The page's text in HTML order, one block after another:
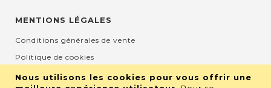
Nous utilisons les cookies pour vous offrir une
MENTIONS LÉGALES
Conditions générales de vente
Politique de cookies
Mentions légales et CGU